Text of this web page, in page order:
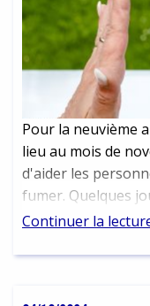
Pour la neuvième
lieu au mois de
d'aider les
fumer. Quelques
l'heure du bilan...
Continuer la